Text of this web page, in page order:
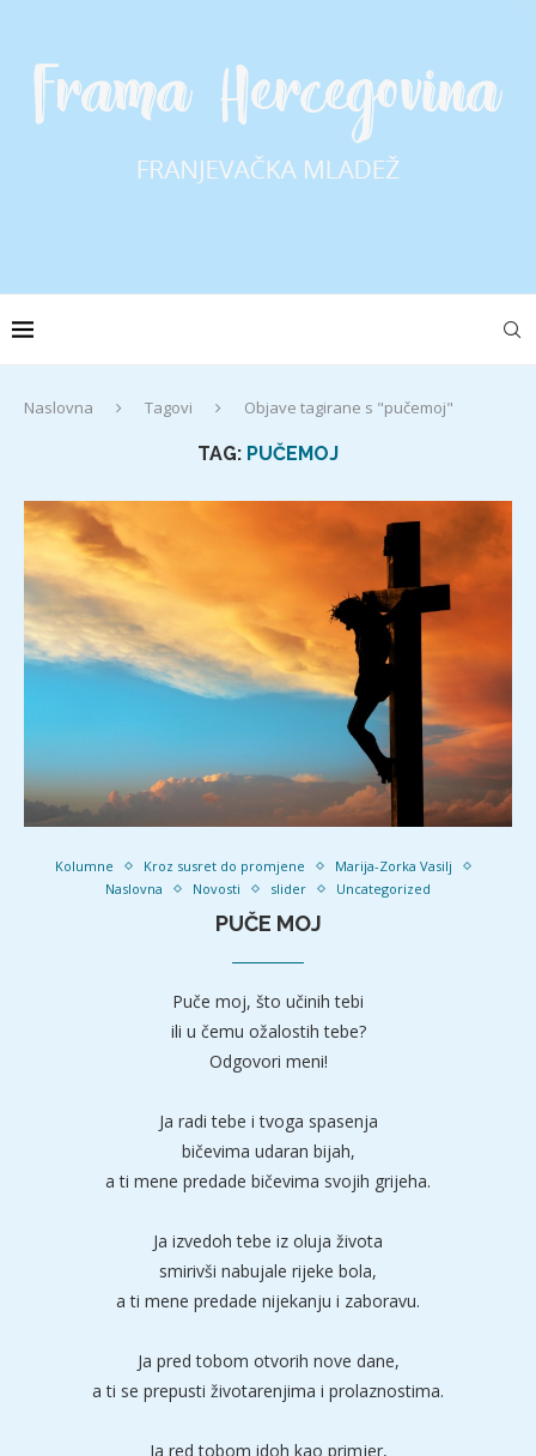
Naslovna Tagovi Objave tagirane s "pučemoj"
TAG: PUČEMOJ
Kolumne Kroz susret do promjene
Marija-Zorka Vasilj
Naslovna
Novosti slider Uncategorized
PUČE MOJ
Puče moj, što učinih tebi
ili u čemu ožalostih tebe?
Odgovori meni!
Ja radi tebe i tvoga spasenja
bičevima udaran bijah,
a ti mene predade bičevima svojih grijeha.
Ja izvedoh tebe iz oluja života
smirivši nabujale rijeke bola,
a ti mene predade nijekanju i zaboravu.
Ja pred tobom otvorih nove dane,
a ti se prepusti životarenjima i prolaznostima.
Ja red tobom idoh kao primjer,